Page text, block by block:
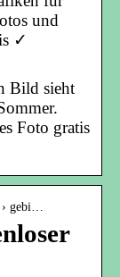
und
✓
Bild sieht
Foto gratis
gebi…